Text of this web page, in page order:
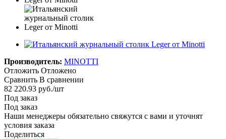
Производитель: MINOTTI
Отложить Отложено
Сравнить В сравнении
82 220.93 руб./шт
Под заказ
Под заказ
Наши менеджеры обязательно свяжутся с вами и уточнят
условия заказа
Поделиться